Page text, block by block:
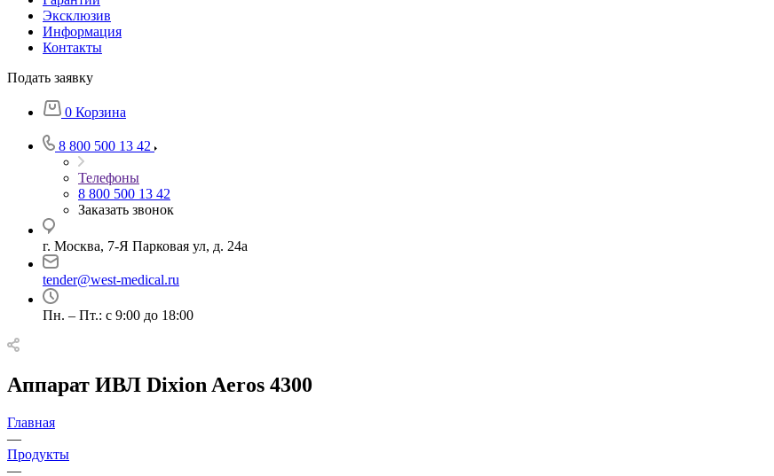
Эксклюзив
Информация
Контакты
Подать заявку
0 Корзина
8 800 500 13 42
Телефоны
8 800 500 13 42
Заказать звонок
г. Москва, 7-Я Парковая ул, д. 24а
tender@west-medical.ru
Пн. – Пт.: с 9:00 до 18:00
Аппарат ИВЛ Dixion Aeros 4300
Главная
—
Продукты
—